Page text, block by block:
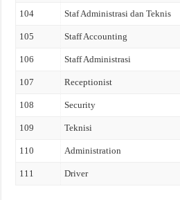
104 Staf Administrasi dan Teknis
105 Staff Accounting
106 Staff Administrasi
107 Receptionist
108 Security
109 Teknisi
110 Administration
111 Driver